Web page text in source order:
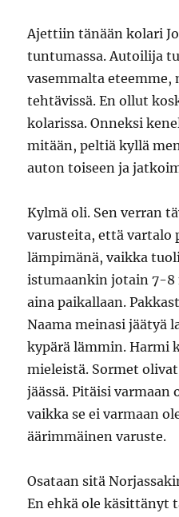
Ajettiin tänään kolari
tuntumassa. Autoilija
vasemmalta eteemme,
tehtävissä. En ollut
kolarissa. Onneksi
mitään, peltiä kyllä
auton toiseen ja
Kylmä oli. Sen verran
varusteita, että vartalo
lämpimänä, vaikka
istumaankin jotain 7-
aina paikallaan.
Naama meinasi jäätyä
kypärä lämmin. Harmi
mieleistä. Sormet
jäässä. Pitäisi varmaan
vaikka se ei varmaan
äärimmäinen varuste.
Osataan sitä
En ehkä ole käsittänyt